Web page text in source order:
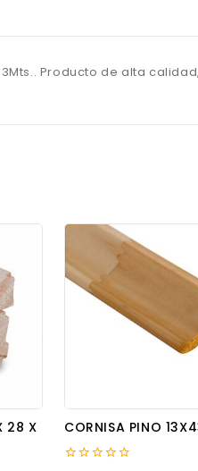
3Mts.. Producto de alta
28 X
CORNISA PINO